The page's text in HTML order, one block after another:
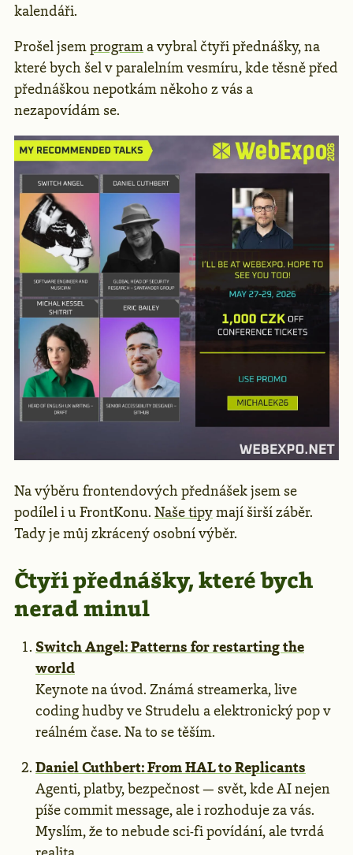
kalendáři.
Prošel jsemprograma vybral čtyři přednášky, na
které bych šel v paralelním vesmíru, kde těsně před
přednáškou nepotkám někoho z vás a
nezapovídám se.
Na výběru frontendových přednášek jsem se
podílel i u FrontKonu. Naše tipymají širší záběr.
Tady je můj zkrácený osobní výběr.
Čtyři přednášky, které bych
nerad minul
Switch Angel: Patterns for restarting the
world
Keynote na úvod. Známá streamerka, live
coding hudby ve Strudelu a elektronický pop v
reálném čase. Na to se těším.
Daniel Cuthbert: From HAL to Replicants
Agenti, platby, bezpečnost — svět, kde AI nejen
píše commit message, ale i rozhoduje za vás.
Myslím, že to nebude sci-fi povídání, ale tvrdá